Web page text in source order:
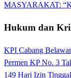
MASYARAKAT:
Hukum dan
KPI Cabang
Permen KP No. 3
149 Hari Izin